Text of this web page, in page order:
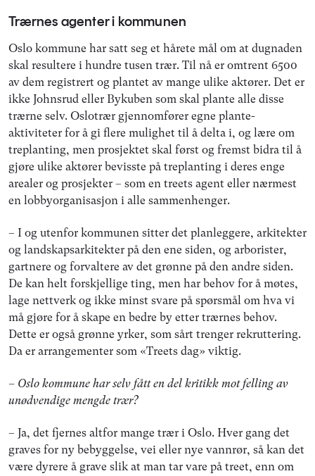
Trærnes agenter i kommunen
Oslo kommune har satt seg et hårete mål om at dugnaden
skal resultere i hundre tusen trær. Til nå er omtrent 6500
av dem registrert og plantet av mange ulike aktører. Det er
ikke Johnsrud eller Bykuben som skal plante alle disse
trærne selv. Oslotrær gjennomfører egne plante-
aktiviteter for å gi flere mulighet til å delta i, og lære om
treplanting, men prosjektet skal først og fremst bidra til å
gjøre ulike aktører bevisste på treplanting i deres enge
arealer og prosjekter – som en treets agent eller nærmest
en lobbyorganisasjon i alle sammenhenger.
– I og utenfor kommunen sitter det planleggere, arkitekter
og landskapsarkitekter på den ene siden, og arborister,
gartnere og forvaltere av det grønne på den andre siden.
De kan helt forskjellige ting, men har behov for å møtes,
lage nettverk og ikke minst svare på spørsmål om hva vi
må gjøre for å skape en bedre by etter trærnes behov.
Dette er også grønne yrker, som sårt trenger rekruttering.
Da er arrangementer som «Treets dag» viktig.
– Oslo kommune har selv fått en del kritikk mot felling av
unødvendige mengde trær?
– Ja, det fjernes altfor mange trær i Oslo. Hver gang det
graves for ny bebyggelse, vei eller nye vannrør, så kan det
være dyrere å grave slik at man tar vare på treet, enn om